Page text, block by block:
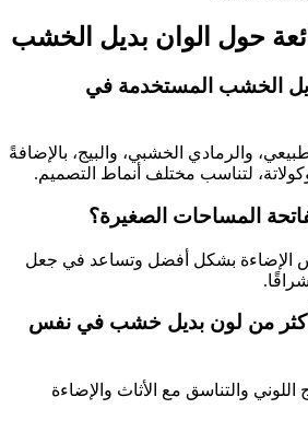
حول الوان بديل الخشب
الخشب المستخدمة في
والرمادي الخشبي، والبيج، بالإضافةً
لتناسب مختلف أنماط التصميم.
المساحات الصغيرة؟
الإضاءة بشكل أفضل وتساعد في جعل
من لون بديل خشب في نفس
اللوني والتناسق مع الأثاث والإضاءة